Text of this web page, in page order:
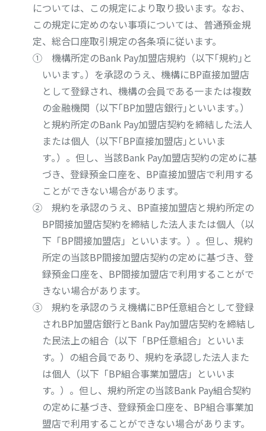
については、この規定により取り扱います。なお、
この規定に定めのない事項については、普通預金規
定、総合口座取引規定の各条項に従います。
① 機構所定のBank Pay加盟店規約（以下｢規約｣と
いいます｡）を承認のうえ、機構にBP直接加盟店
として登録され、機構の会員である一または複数
の金融機関（以下｢BP加盟店銀行｣といいます｡）
と規約所定のBank Pay加盟店契約を締結した法人
または個人（以下｢BP直接加盟店｣といいま
す｡）。但し、当該Bank Pay加盟店契約の定めに基
づき、登録預金口座を、BP直接加盟店で利用する
ことができない場合があります。
② 規約を承認のうえ、BP直接加盟店と規約所定の
BP間接加盟店契約を締結した法人または個人（以
下「BP間接加盟店」といいます。）。但し、規約
所定の当該BP間接加盟店契約の定めに基づき、登
録預金口座を、BP間接加盟店で利用することがで
きない場合があります。
③ 規約を承認のうえ機構にBP任意組合として登録
されBP加盟店銀行とBank Pay加盟店契約を締結し
た民法上の組合（以下「BP任意組合」といいま
す。）の組合員であり、規約を承認した法人また
は個人（以下「BP組合事業加盟店」といいま
す。）。但し、規約所定の当該Bank Pay組合契約
の定めに基づき、登録預金口座を、BP組合事業加
盟店で利用することができない場合があります。